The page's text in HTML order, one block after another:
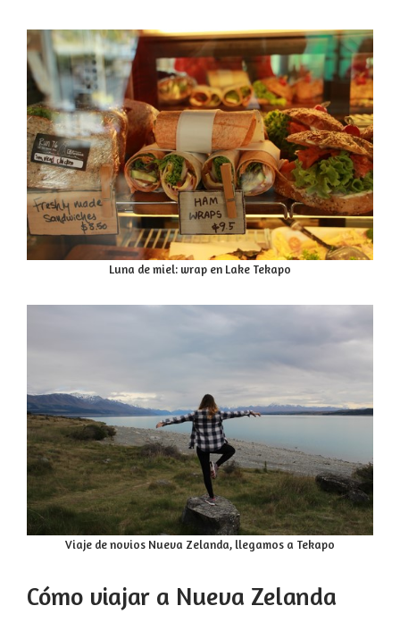
Luna de miel: wrap en Lake Tekapo
Viaje de novios Nueva Zelanda, llegamos a Tekapo
Cómo viajar a Nueva Zelanda